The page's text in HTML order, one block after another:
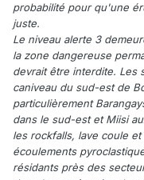
probabilité pour qu'une
juste.
Le niveau alerte 3
la zone dangereuse
devrait être interdite. Les
caniveau du sud-est de
particulièrement
dans le sud-est et Miisi
les rockfalls, lave coule
écoulements
résidants près des